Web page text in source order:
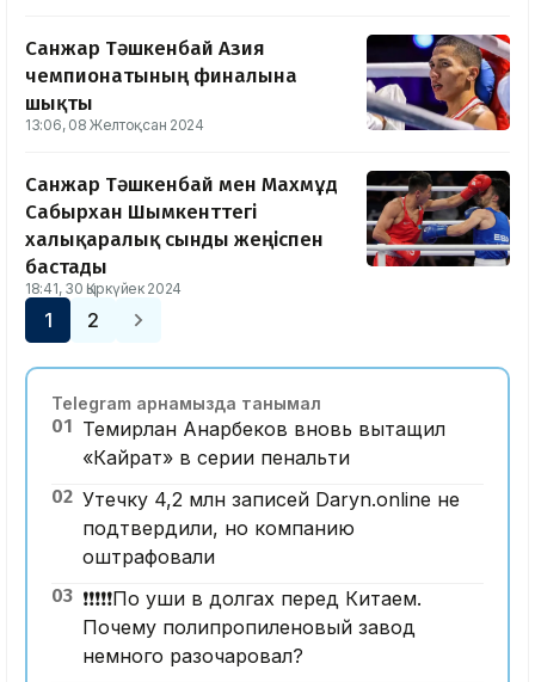
Санжар Тәшкенбай Азия
чемпионатының финалына
шықты
13:06, 08 Желтоқсан 2024
Санжар Тәшкенбай мен Махмұд
Сабырхан Шымкенттегі
халықаралық сынды жеңіспен
бастады
18:41, 30 Қыркүйек 2024
1 2
Telegram арнамызда танымал
01 Темирлан Анарбеков вновь вытащил
«Кайрат» в серии пенальти
02 Утечку 4,2 млн записей Daryn.online не
подтвердили, но компанию
оштрафовали
03 ❗️❗️❗️❗️❗️По уши в долгах перед Китаем.
Почему полипропиленовый завод
немного разочаровал?